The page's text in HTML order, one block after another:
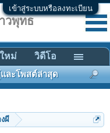
เข้าสู่ระบบหรือลงทะเบียน
งผี
วพุทธ
ละโพสต์ล่าสุด
หม่ วิดีโอ